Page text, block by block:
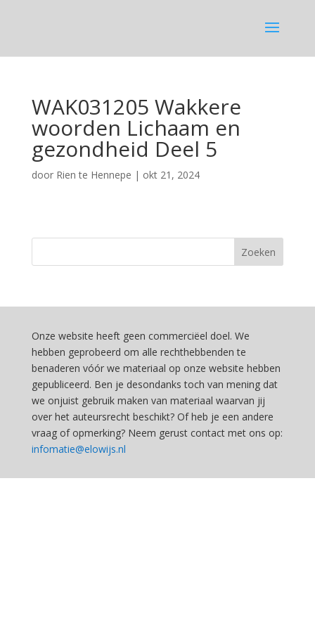
WAK031205 Wakkere
woorden Lichaam en
gezondheid Deel 5
door Rien te Hennepe | okt 21, 2024
Onze website heeft geen commerciëel doel. We
hebben geprobeerd om alle rechthebbenden te
benaderen vóór we materiaal op onze website hebben
gepubliceerd. Ben je desondanks toch van mening dat
we onjuist gebruik maken van materiaal waarvan jij
over het auteursrecht beschikt? Of heb je een andere
vraag of opmerking? Neem gerust contact met ons op:
infomatie@elowijs.nl